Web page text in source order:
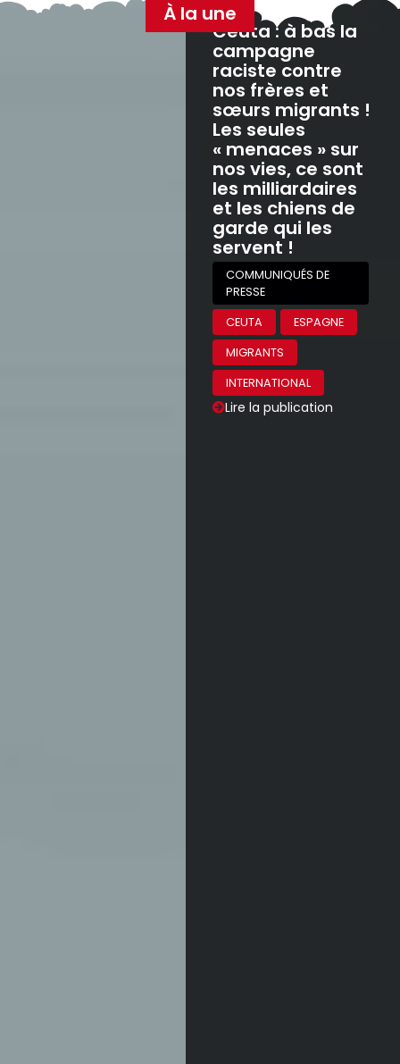
À la une
Ceuta : à bas la
campagne
raciste contre
nos frères et
sœurs migrants !
Les seules
« menaces » sur
nos vies, ce sont
les milliardaires
et les chiens de
garde qui les
servent !
COMMUNIQUÉS DE
PRESSE
CEUTA
ESPAGNE
MIGRANTS
INTERNATIONAL
Lire la publication